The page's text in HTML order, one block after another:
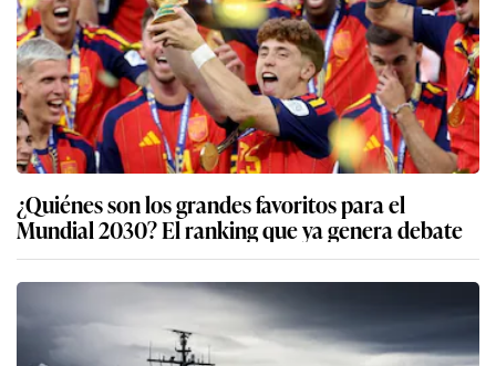
¿Quiénes son los grandes favoritos para el
Mundial 2030? El ranking que ya genera debate